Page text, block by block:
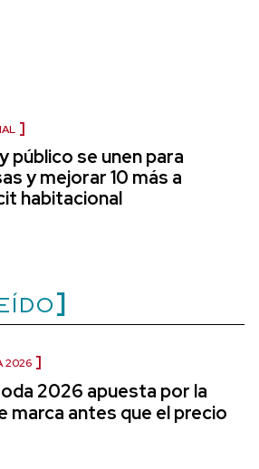
público se unen para
y mejorar 10 más a
habitacional
2026
2026 apuesta por la
marca antes que el precio